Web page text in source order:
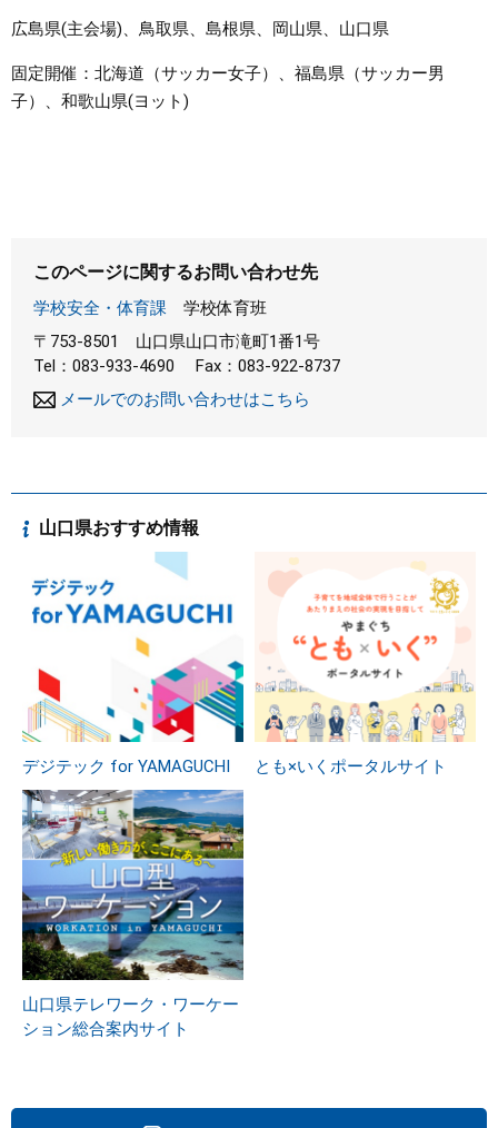
広島県(主会場)、鳥取県、島根県、岡山県、山口県
固定開催：北海道（サッカー女子）、福島県（サッカー男
子）、和歌山県(ヨット)
このページに関するお問い合わせ先
学校安全・体育課
学校体育班
〒753-8501
山口県山口市滝町1番1号
Tel：083-933-4690
Fax：083-922-8737
メールでのお問い合わせはこちら
山口県おすすめ情報
デジテック for YAMAGUCHI とも×いくポータルサイト
山口県テレワーク・ワーケー
ション総合案内サイト